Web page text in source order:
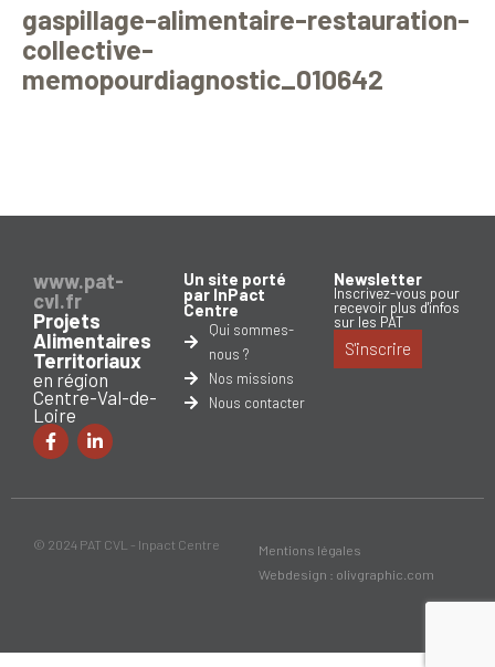
gaspillage-alimentaire-restauration-
collective-
memopourdiagnostic_010642
www.pat-
cvl.fr
Projets
Alimentaires
Territoriaux
en région
Centre-Val-de-
Loire
Un site porté
par InPact
Centre
Qui sommes-
nous ?
Nos missions
Nous contacter
Newsletter
Inscrivez-vous pour
recevoir plus d'infos
sur les PAT
S'inscrire
© 2024 PAT CVL - Inpact Centre
Mentions légales
Webdesign : olivgraphic.com